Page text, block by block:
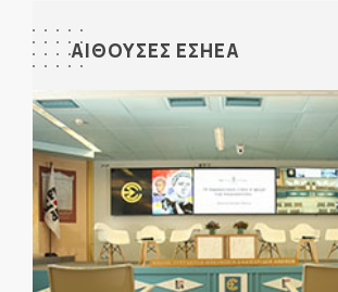
ΑΙΘΟΥΣΕΣ ΕΣΗΕΑ